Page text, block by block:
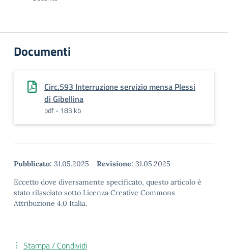
Documenti
Circ.593 Interruzione servizio mensa Plessi
di Gibellina
pdf - 183 kb
Pubblicato: 31.05.2025 - Revisione: 31.05.2025
Eccetto dove diversamente specificato, questo articolo è
stato rilasciato sotto Licenza Creative Commons
Attribuzione 4.0 Italia.
Stampa / Condividi